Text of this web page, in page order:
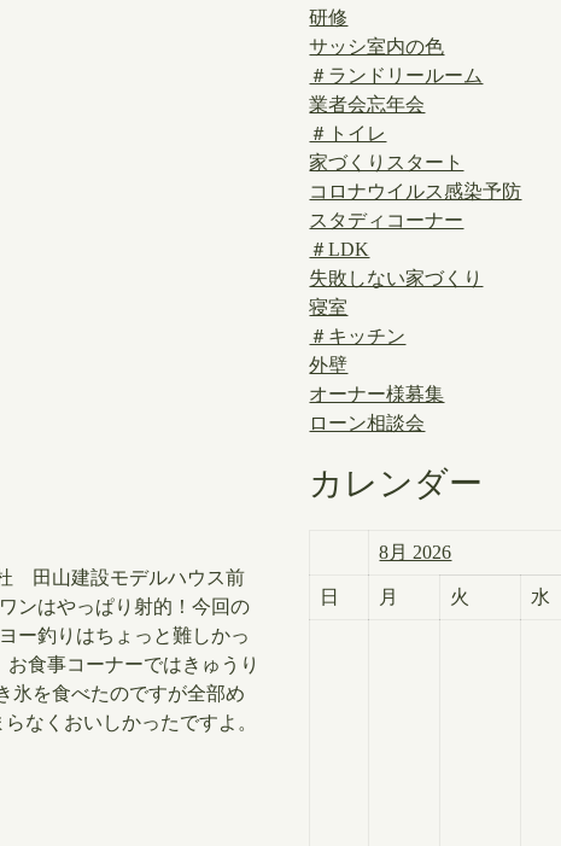
田山建設モデルハウス前
ンはやっぱり射的！今回の
ー釣りはちょっと難しかっ
食事コーナーではきゅうり
氷を食べたのですが全部め
なくおいしかったですよ。
研修
サッシ室内の色
＃ランドリールーム
業者会忘年会
＃トイレ
家づくりスタート
コロナウイルス感染予防
スタディコーナー
＃LDK
失敗しない家づくり
寝室
＃キッチン
外壁
オーナー様募集
ローン相談会
カレンダー
8月 2026
日 月 火 水